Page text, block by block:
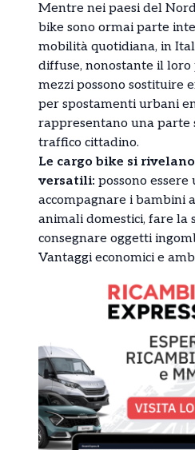
Mentre nei paesi del
bike sono ormai parte
mobilità quotidiana, in
diffuse, nonostante il loro
mezzi possono sostituire
per spostamenti urbani
rappresentano una parte
traffico cittadino.
Le cargo bike si
versatili: possono
accompagnare i bambini
animali domestici, fare la
consegnare oggetti
Vantaggi economici e